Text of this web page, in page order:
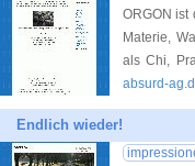
ORGON ist
Materie,
als Chi,
absurd-
Endlich wieder!